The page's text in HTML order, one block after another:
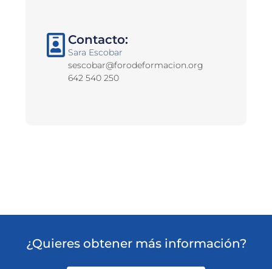
Contacto:
Sara Escobar
sescobar@forodeformacion.org
642 540 250
¿Quieres obtener más información?